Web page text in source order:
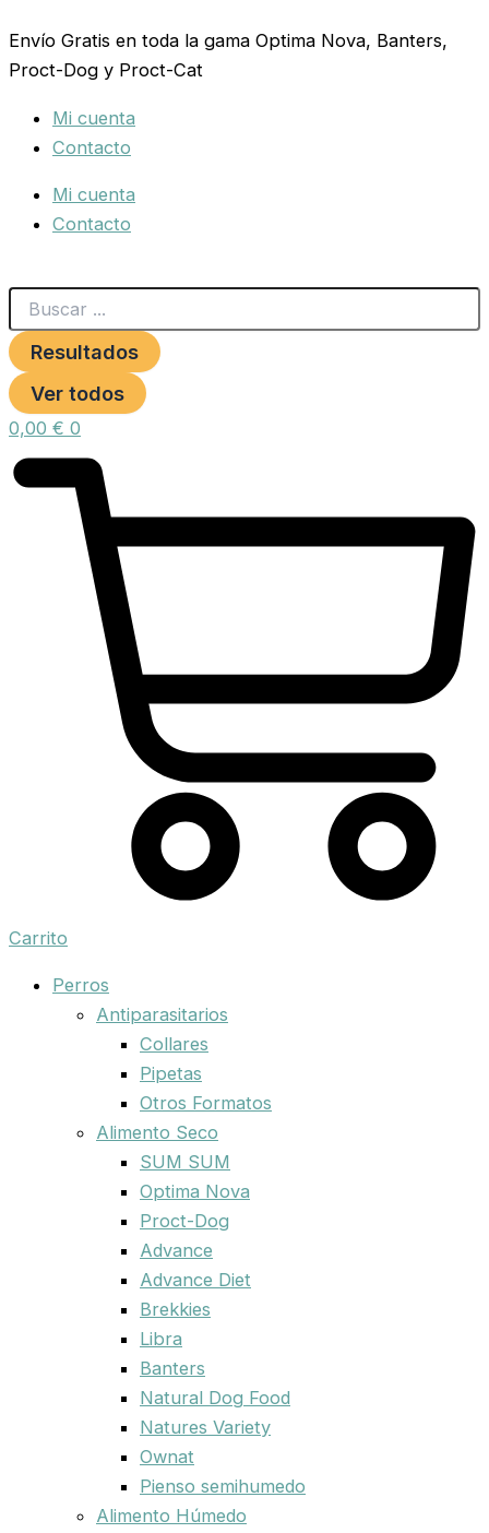
al
contenido
Envío Gratis en toda la gama Optima Nova, Banters,
Proct-Dog y Proct-Cat
Mi cuenta
Contacto
Mi cuenta
Contacto
...
Resultados
Ver todos
0,00 € 0
Carrito
Perros
Antiparasitarios
Collares
Pipetas
Otros Formatos
Alimento Seco
SUM SUM
Optima Nova
Proct-Dog
Advance
Advance Diet
Brekkies
Libra
Banters
Natural Dog Food
Natures Variety
Ownat
Pienso semihumedo
Alimento Húmedo
SALUD
VINCI
4
cantidad